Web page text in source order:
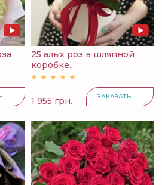
25 алых роз в шляпной
коробке...
1 955 грн. ЗАКАЗАТЬ